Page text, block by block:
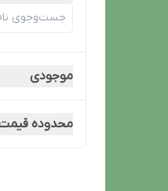
موجودی
محدوده